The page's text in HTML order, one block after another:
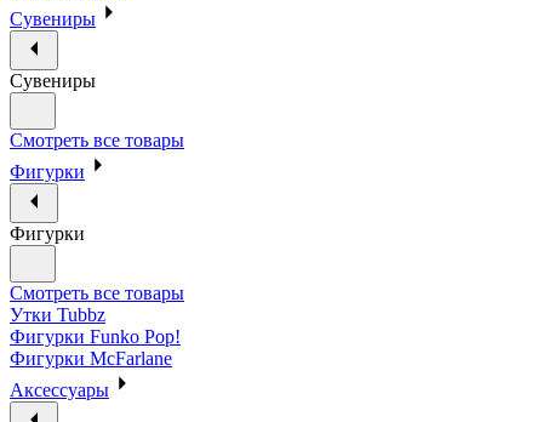
Сувениры
Сувениры
Смотреть все товары
Фигурки
Фигурки
Смотреть все товары
Утки Tubbz
Фигурки Funko Pop!
Фигурки McFarlane
Аксессуары